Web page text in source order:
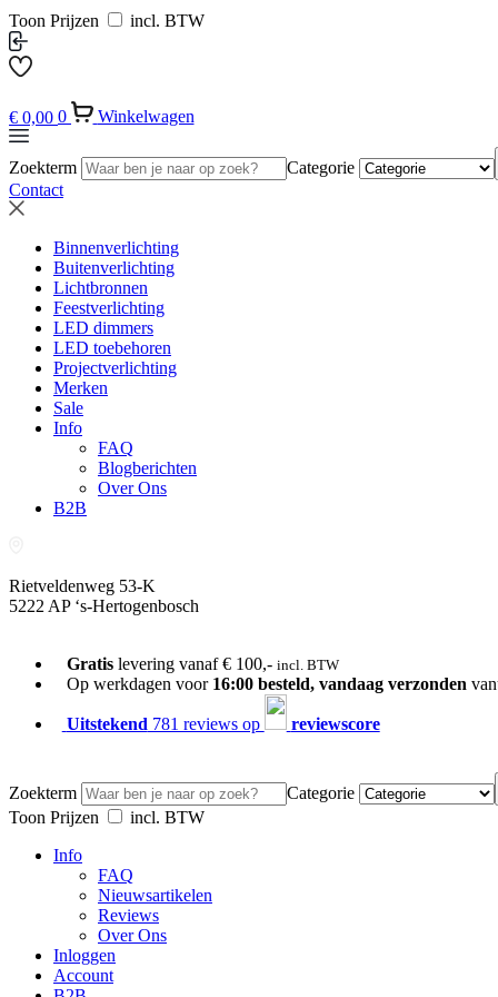
Toon Prijzen incl. BTW
€ 0,00 0 Winkelwagen
Zoekterm
Categorie
Contact
Binnenverlichting
Buitenverlichting
Lichtbronnen
Feestverlichting
LED dimmers
LED toebehoren
Projectverlichting
Merken
Sale
Info
FAQ
Blogberichten
Over Ons
B2B
Rietveldenweg 53-K
5222 AP ‘s-Hertogenbosch
Gratislevering vanaf € 100,- incl. BTW
Op werkdagen voor 16:00 besteld, vandaag verzonden
Uitstekend 781 reviews op reviewscore
Zoekterm
Categorie
Toon Prijzen
incl. BTW
Info
FAQ
Nieuwsartikelen
Reviews
Over Ons
Inloggen
Account